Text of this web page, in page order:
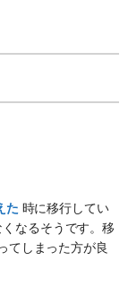
た 時に移行してい
なるそうです。移
てしまった方が良